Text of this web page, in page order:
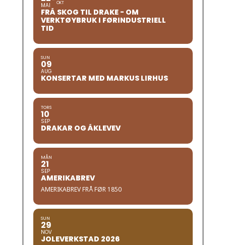
MAI OKT
FRÅ SKOG TIL DRAKE - OM
VERKTØYBRUK I FØRINDUSTRIELL
TID
SUN
09
AUG
KONSERTAR MED MARKUS LIRHUS
TORS
10
SEP
DRAKAR OG ÅKLEVEV
MÅN
21
SEP
AMERIKABREV
AMERIKABREV FRÅ FØR 1850
SUN
29
NOV
JOLEVERKSTAD 2026